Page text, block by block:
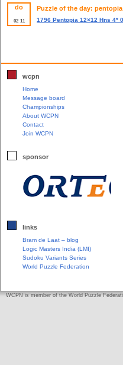
do
02 11
Puzzle of the day: pentopia
1796 Pentopia 12×12 Hns 4*
wcpn
Home
Message board
Championships
About WCPN
Contact
Join WCPN
sponsor
links
Bram de Laat – blog
Logic Masters India (LMI)
Sudoku Variants Series
World Puzzle Federation
WCPN is member of the World Puzzle